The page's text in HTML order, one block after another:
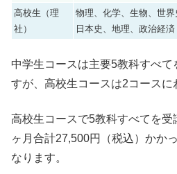
高校生（理
社）
物理、化学、生物、世界
日本史、地理、政治経済
中学生コースは主要5教科すべて
すが、高校生コースは2コースに
高校生コースで5教科すべてを
ヶ月合計27,500円（税込）かか
なります。